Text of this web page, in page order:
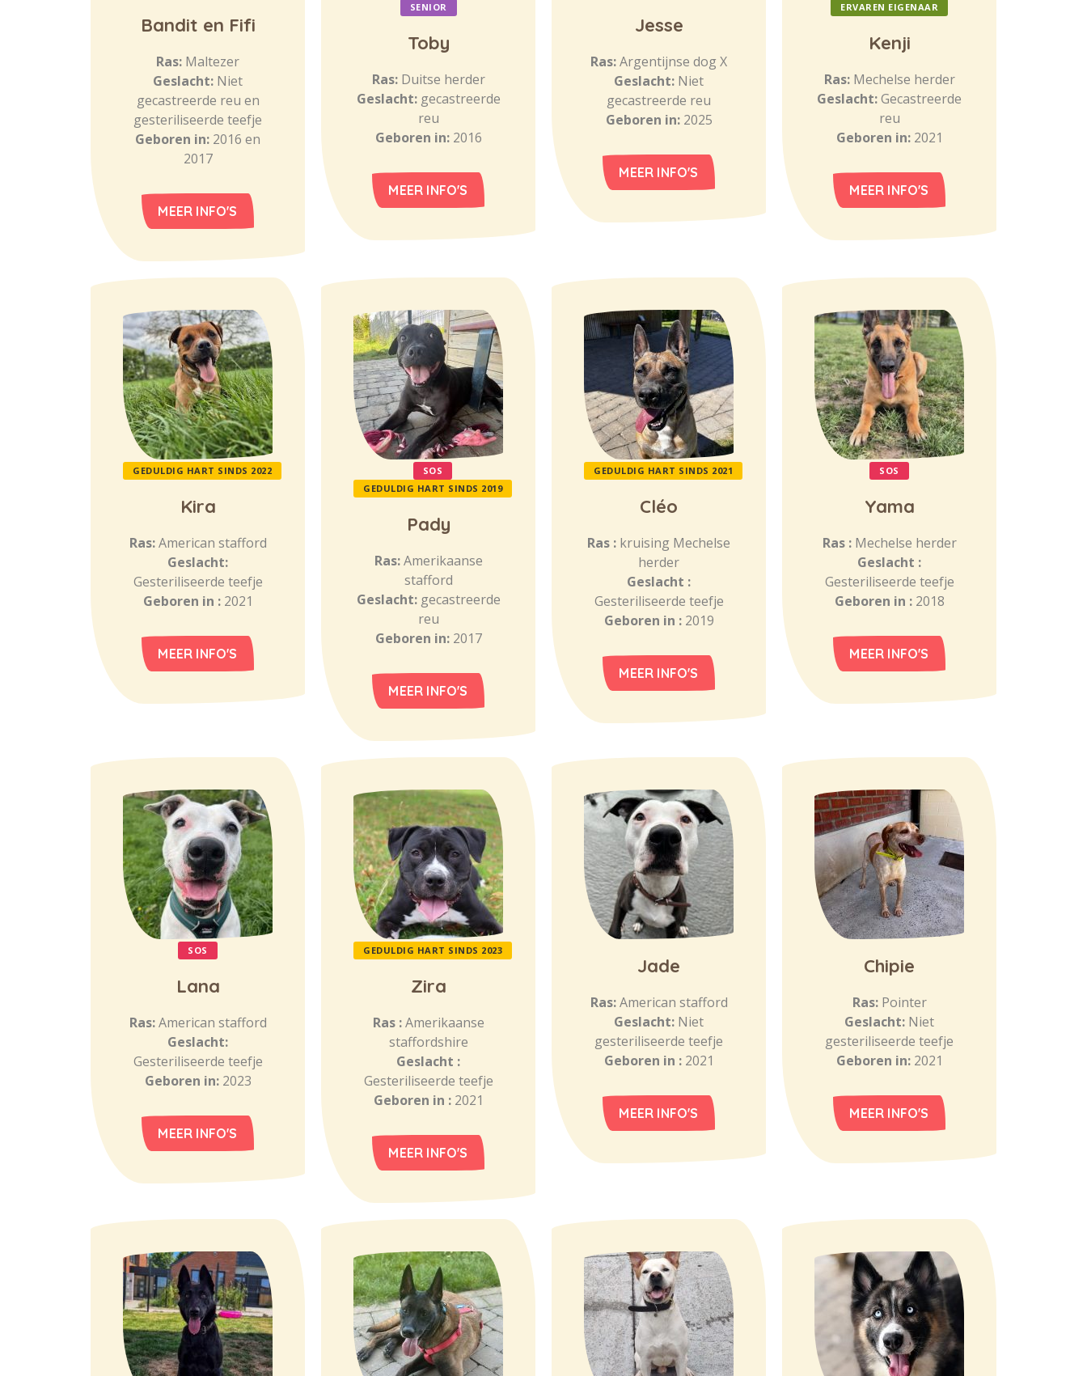
Bandit en Fifi
Ras: Maltezer
Geslacht: Niet
gecastreerde reu en
gesteriliseerde teefje
Geboren in: 2016 en
2017
MEER INFO'S
SENIOR
Toby
Ras: Duitse herder
Geslacht: gecastreerde
reu
Geboren in: 2016
MEER INFO'S
Jesse
Ras:Argentijnse dog X
Geslacht: Niet
gecastreerde reu
Geboren in: 2025
MEER INFO'S
ERVAREN EIGENAAR
Kenji
Ras: Mechelse herder
Geslacht:Gecastreerde
reu
Geboren in: 2021
MEER INFO'S
GEDULDIG HART SINDS 2022
Kira
Ras:American stafford
Geslacht:
Gesteriliseerde teefje
Geboren in : 2021
MEER INFO'S
SOS
GEDULDIG HART SINDS 2019
Pady
Ras:Amerikaanse
stafford
Geslacht: gecastreerde
reu
Geboren in: 2017
MEER INFO'S
GEDULDIG HART SINDS 2021
Cléo
Ras : kruising Mechelse
herder
Geslacht :
Gesteriliseerde teefje
Geboren in : 2019
MEER INFO'S
SOS
Yama
Ras : Mechelse herder
Geslacht :
Gesteriliseerde teefje
Geboren in : 2018
MEER INFO'S
SOS
Lana
Ras:American stafford
Geslacht:
Gesteriliseerde teefje
Geboren in: 2023
MEER INFO'S
GEDULDIG HART SINDS 2023
Zira
Ras :Amerikaanse
staffordshire
Geslacht :
Gesteriliseerde teefje
Geboren in : 2021
MEER INFO'S
Jade
Ras:American stafford
Geslacht: Niet
gesteriliseerde teefje
Geboren in : 2021
MEER INFO'S
Chipie
Ras: Pointer
Geslacht: Niet
gesteriliseerde teefje
Geboren in: 2021
MEER INFO'S